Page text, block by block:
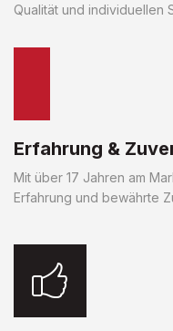
Qualität und individuellen
Erfahrung &
Mit über 17 Jahren am
Erfahrung und bewährte